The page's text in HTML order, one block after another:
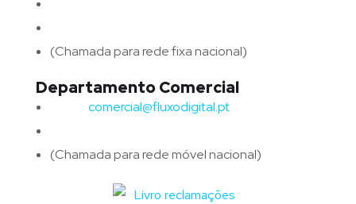
(Chamada para rede fixa nacional)
Departamento Comercial
comercial@fluxodigital.pt
(Chamada para rede móvel nacional)